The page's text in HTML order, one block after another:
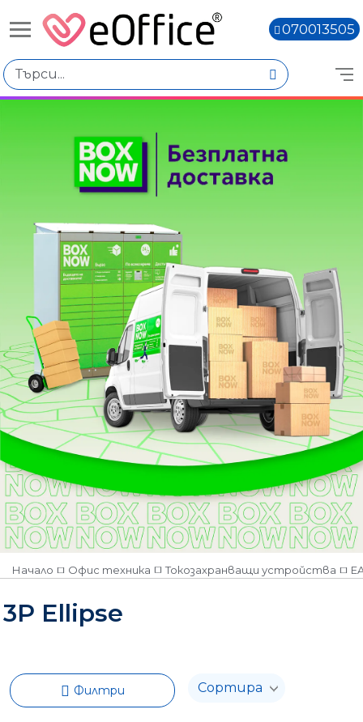
070013505
Избери по
Цена
€110.01 - €150.00
€270.05 - €310.04
Количество
Няма наличност
Начало Офис техника Токозахранващи устройства
3P Ellipse
Филтри